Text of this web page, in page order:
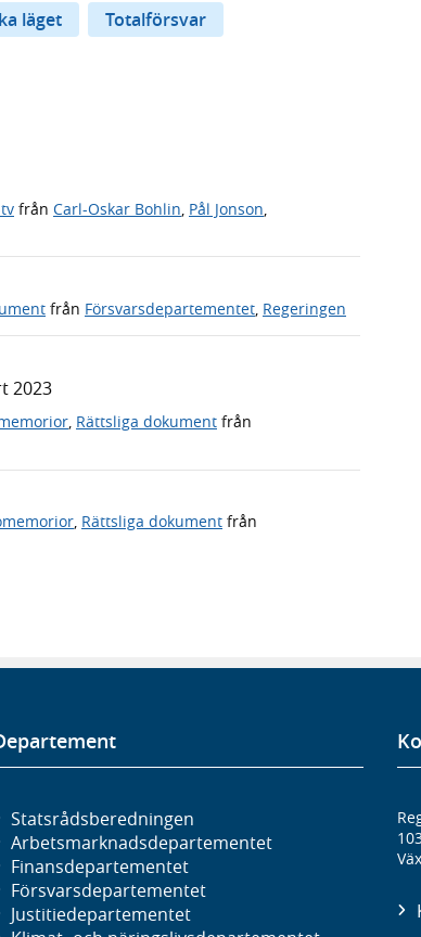
läget Totalförsvar
från Carl-Oskar Bohlin, Pål Jonson,
från Försvarsdepartementet Regeringen
2023
, Rättsliga dokument från
, Rättsliga dokument från
Statsrådsberedningen
Arbetsmarknads­departementet
Finans­departementet
Försvars­departementet
Justitie­departementet